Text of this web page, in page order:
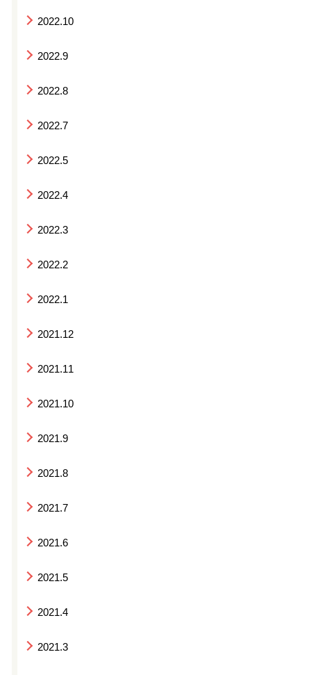
2022.10
2022.9
2022.8
2022.7
2022.5
2022.4
2022.3
2022.2
2022.1
2021.12
2021.11
2021.10
2021.9
2021.8
2021.7
2021.6
2021.5
2021.4
2021.3